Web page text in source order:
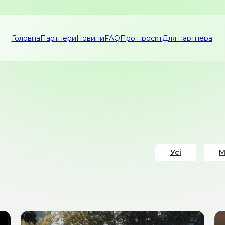
ГоловнаПартнериНовиниFAQПро проєктДля партнера
Усі